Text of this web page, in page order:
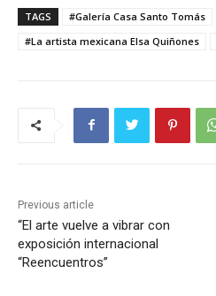
TAGS
#Galería Casa Santo Tomás
#La artista mexicana Elsa Quiñones
Previous article
“El arte vuelve a vibrar con
exposición internacional
“Reencuentros”